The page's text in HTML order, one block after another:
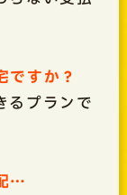
ですか？
るプランで
…